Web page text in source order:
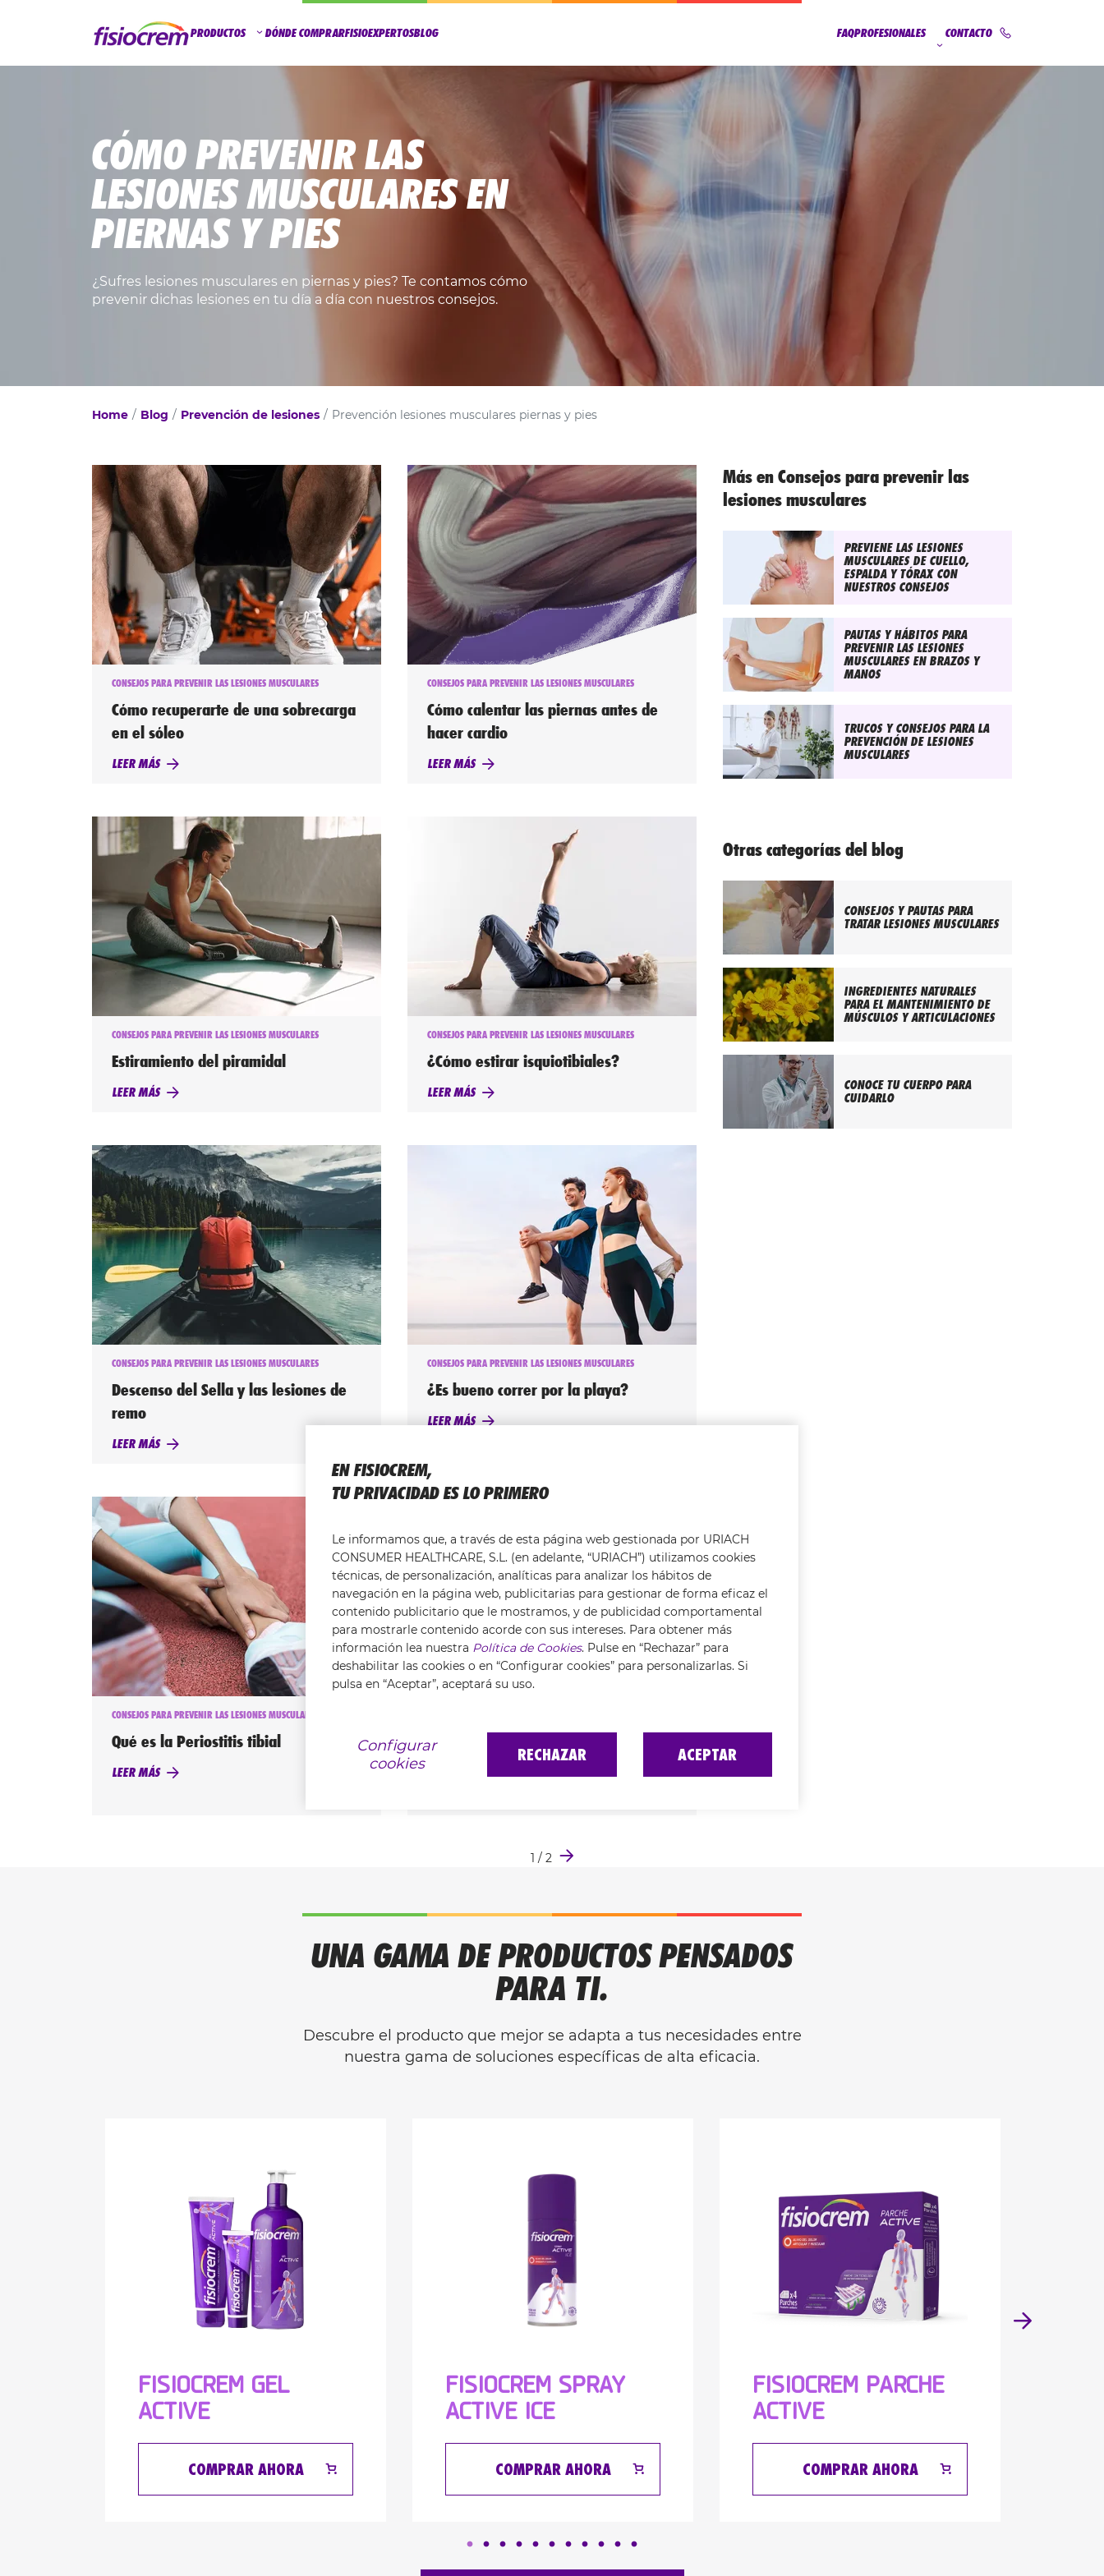
PRODUCTOS DÓNDE COMPRARFISIOEXPERTOSBLOG FAQPROFESIONALES CONTACTO
CÓMO PREVENIR LAS
LESIONES MUSCULARES EN
PIERNAS Y PIES
¿Sufres lesiones musculares en piernas y pies? Te contamos cómo
prevenir dichas lesiones en tu día a día con nuestros consejos.
Home Blog Prevención de lesiones Prevención lesiones musculares piernas y pies
CONSEJOS PARA PREVENIR LAS LESIONES MUSCULARES
Cómo recuperarte de una sobrecarga
en el sóleo
LEER MÁS
CONSEJOS PARA PREVENIR LAS LESIONES MUSCULARES
Cómo calentar las piernas antes de
hacer cardio
LEER MÁS
CONSEJOS PARA PREVENIR LAS LESIONES MUSCULARES
Estiramiento del piramidal
LEER MÁS
CONSEJOS PARA PREVENIR LAS LESIONES MUSCULARES
¿Cómo estirar isquiotibiales?
LEER MÁS
CONSEJOS PARA PREVENIR LAS LESIONES MUSCULARES
Descenso del Sella y las lesiones de
remo
LEER MÁS
CONSEJOS PARA PREVENIR LAS LESIONES MUSCULARES
¿Es bueno correr por la playa?
LEER MÁS
CONSEJOS PARA PREVENIR LAS LESIONES MUSCULARES
Qué es la Periostitis tibial
LEER MÁS
Consejos para correr de forma
correcta y evitar lesiones
Más en Consejos para prevenir las
lesiones musculares
PREVIENE LAS LESIONES
MUSCULARES DE CUELLO,
ESPALDA Y TÓRAX CON
NUESTROS CONSEJOS
PAUTAS Y HÁBITOS PARA
PREVENIR LAS LESIONES
MUSCULARES EN BRAZOS Y
MANOS
TRUCOS Y CONSEJOS PARA LA
PREVENCIÓN DE LESIONES
MUSCULARES
Otras categorías del blog
CONSEJOS Y PAUTAS PARA
TRATAR LESIONES MUSCULARES
INGREDIENTES NATURALES
PARA EL MANTENIMIENTO DE
MÚSCULOS Y ARTICULACIONES
CONOCE TU CUERPO PARA
CUIDARLO
1 / 2
UNA GAMA DE PRODUCTOS PENSADOS
PARA TI.
Descubre el producto que mejor se adapta a tus necesidades entre
nuestra gama de soluciones específicas de alta eficacia.
FISIOCREM GEL
ACTIVE
COMPRAR AHORA
FISIOCREM SPRAY
ACTIVE ICE
COMPRAR AHORA
FISIOCREM PARCHE
ACTIVE
COMPRAR AHORA
EN FISIOCREM,
TU PRIVACIDAD ES LO PRIMERO
Le informamos que, a través de esta página web gestionada por URIACH
CONSUMER HEALTHCARE, S.L. (en adelante, “URIACH”) utilizamos cookies
técnicas, de personalización, analíticas para analizar los hábitos de
navegación en la página web, publicitarias para gestionar de forma eficaz el
contenido publicitario que le mostramos, y de publicidad comportamental
para mostrarle contenido acorde con sus intereses. Para obtener más
información lea nuestra Política de Cookies. Pulse en “Rechazar” para
deshabilitar las cookies o en “Configurar cookies” para personalizarlas. Si
pulsa en “Aceptar”, aceptará su uso.
Configurar
cookies
RECHAZAR ACEPTAR